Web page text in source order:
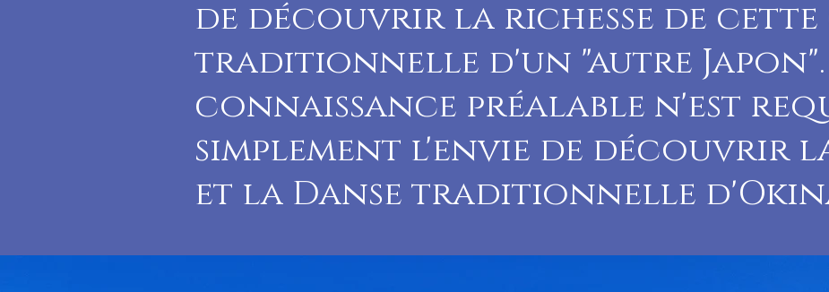
de découvrir la richesse de
traditionnelle d'un "autre Japon".
connaissance préalable n'est
simplement l'envie de découvrir
et la Danse traditionnelle